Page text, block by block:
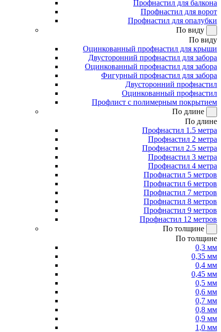
Профнастил для балкона
Профнастил для ворот
Профнастил для опалубки
По виду
По виду
Оцинкованный профнастил для крыши
Двусторонний профнастил для забора
Оцинкованный профнастил для забора
Фигурный профнастил для забора
Двусторонний профнастил
Оцинкованный профнастил
Профлист с полимерным покрытием
По длине
По длине
Профнастил 1.5 метра
Профнастил 2 метра
Профнастил 2.5 метра
Профнастил 3 метра
Профнастил 4 метра
Профнастил 5 метров
Профнастил 6 метров
Профнастил 7 метров
Профнастил 8 метров
Профнастил 9 метров
Профнастил 12 метров
По толщине
По толщине
0,3 мм
0,35 мм
0,4 мм
0,45 мм
0,5 мм
0,6 мм
0,7 мм
0,8 мм
0,9 мм
1,0 мм